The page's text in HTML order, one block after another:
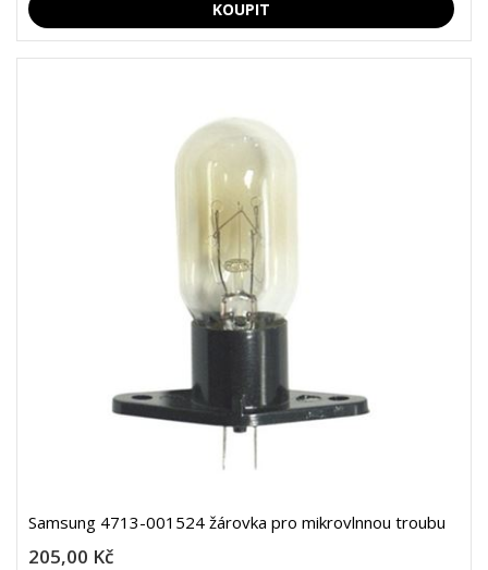
Samsung 4713-001524 žárovka pro mikrovlnnou troubu
205,00 Kč